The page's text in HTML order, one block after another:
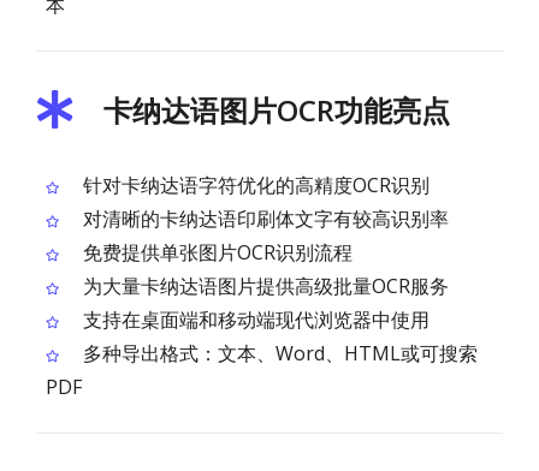
卡纳达语图片OCR功能亮点
针对卡纳达语字符优化的高精度OCR识别
对清晰的卡纳达语印刷体文字有较高识别率
免费提供单张图片OCR识别流程
为大量卡纳达语图片提供高级批量OCR服务
支持在桌面端和移动端现代浏览器中使用
多种导出格式：文本、Word、HTML或可搜索
PDF